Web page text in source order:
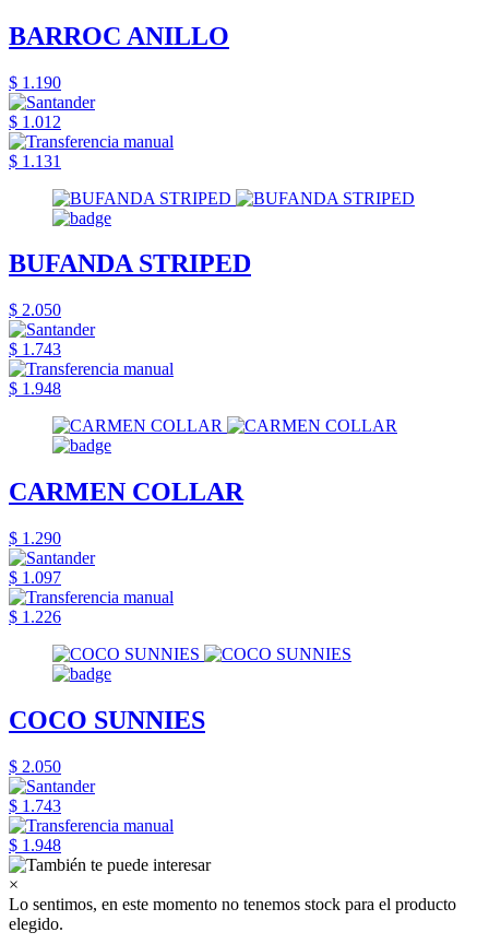
BARROC ANILLO
$ 1.190
$ 1.012
$ 1.131
BUFANDA STRIPED
$ 2.050
$ 1.743
$ 1.948
CARMEN COLLAR
$ 1.290
$ 1.097
$ 1.226
COCO SUNNIES
$ 2.050
$ 1.743
$ 1.948
×
Lo sentimos, en este momento no tenemos stock para el producto
elegido.